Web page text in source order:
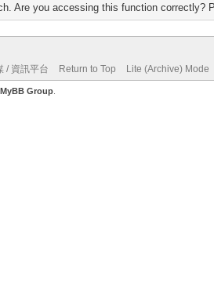
Are you accessing this function correctly?
/ 資訊平台 Return to Top Lite (Archive) Mode
MyBB Group